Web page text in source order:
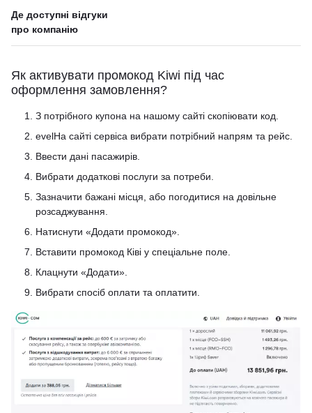
Де доступні відгуки
про компанію
Як активувати промокод Kiwi під час
оформлення замовлення?
З потрібного купона на нашому сайті скопіювати код.
evelНа сайті сервіса вибрати потрібний напрям та рейс.
Ввести дані пасажирів.
Вибрати додаткові послуги за потреби.
Зазначити бажані місця, або погодитися на довільне
розсаджування.
Натиснути «Додати промокод».
Вставити промокод Ківі у спеціальне поле.
Клацнути «Додати».
Вибрати спосіб оплати та оплатити.